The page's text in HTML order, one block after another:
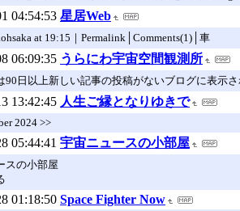
04:54:53 星居Web
at 19:15｜Permalink│Comments(1)│車
06:09:35 うらにわ宇宙空間観測所
90日以上新しい記事の投稿がないブログに表示さ
13:42:45 人生ご縁となりゆきで
2024 >>
05:44:41 宇宙ニュースの小部屋
スの小部屋
01:18:50 Space Fighter Now